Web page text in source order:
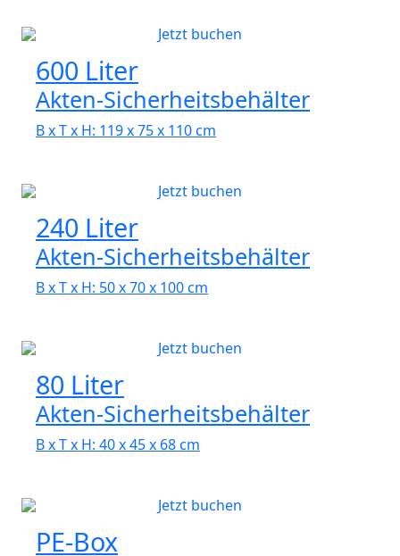
Jetzt buchen
600 Liter
Akten-Sicherheitsbehälter
B x T x H: 119 x 75 x 110 cm
Jetzt buchen
240 Liter
Akten-Sicherheitsbehälter
B x T x H: 50 x 70 x 100 cm
Jetzt buchen
80 Liter
Akten-Sicherheitsbehälter
B x T x H: 40 x 45 x 68 cm
Jetzt buchen
PE-Box